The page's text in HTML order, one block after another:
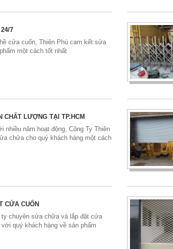
7
cửa cuốn, Thiên Phú cam kết sửa
một cách tốt nhất
CHẤT LƯỢNG TẠI TP.HCM
nhiều năm hoạt động, Công Ty Thiên
chửa cho quý khách hàng một cách
CỬA CUỐN
ty chuyên sửa chữa và lắp đặt cửa
quý khách hàng về sản phẩm